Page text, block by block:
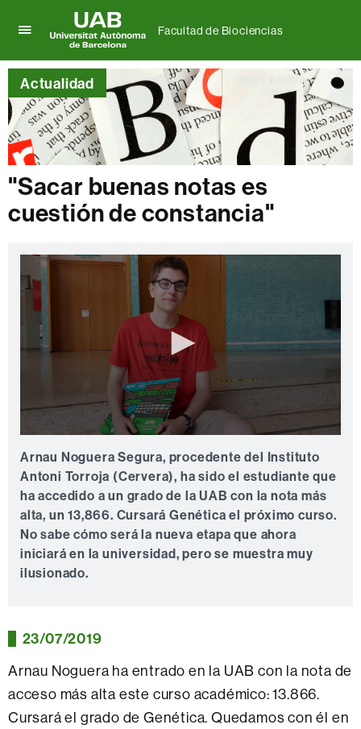
aquí
para
desplegar
el
menú
de
Facultad
de
Biociencias
Universitat
Autònoma
de
Barcelona
Facultad de Biociencias
Actualidad
"Sacar buenas notas es
cuestión de constancia"
seconds
of
0
seconds
Arnau Noguera Segura, procedente del Instituto
Antoni Torroja (Cervera), ha sido el estudiante que
ha accedido a un grado de la UAB con la nota más
alta, un 13,866. Cursará Genética el próximo curso.
No sabe cómo será la nueva etapa que ahora
iniciará en la universidad, pero se muestra muy
ilusionado.
23/07/2019
Arnau Noguera ha entrado en la UAB con la nota de
acceso más alta este curso académico: 13.866.
Cursará el grado de Genética. Quedamos con él en